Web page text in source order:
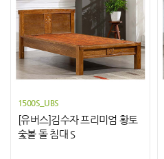
1500S_UBS
[유버스]김수자 프리미엄 황토
숯볼 돌 침대 S